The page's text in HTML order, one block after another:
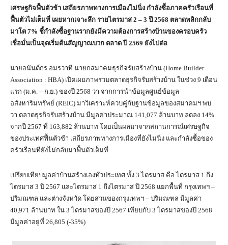
เศรษฐกิจฟื้นตัวช้า เสถียรภาพทางการเมืองไม่นิ่ง กำลังซื้อภาคครัวเรือนที่
ฟื้นตัวไม่เต็มที่ เผยหากเจาะลึก รายไตรมาส 2 – 3 ปี 2568 ตลาดพลิกกลับ
มาโต 7% ชี้กำลังซื้อฐานรากยังมีความต้องการสร้างบ้านของครอบครัว
เชื่อมั่นเป็นจุดเริ่มต้นสัญญาณบวก ตลาด ปี 2569 ยังไปต่อ
นายอนันต์กร อมรวาที นายกสมาคมธุรกิจรับสร้างบ้าน (Home Builder
Association : HBA) เปิดเผยภาพรวมตลาดธุรกิจรับสร้างบ้าน ในช่วง 9 เดือน
แรก (ม.ค. – ก.ย.) ของปี 2568 ว่า จากการนำข้อมูลศูนย์ข้อมูล
อสังหาริมทรัพย์ (REIC) มาวิเคราะห์ควบคู่กับฐานข้อมูลของสมาคมฯ พบ
ว่า ตลาดธุรกิจรับสร้างบ้าน มีมูลค่าประมาณ 141,077 ล้านบาท ลดลง 14%
จากปี 2567 ที่ 163,882 ล้านบาท โดยเป็นผลมาจากสถานการณ์เศรษฐกิจ
ของประเทศฟื้นตัวช้า เสถียรภาพทางการเมืองที่ยังไม่นิ่ง และกำลังซื้อของ
ครัวเรือนที่ยังไม่กลับมาฟื้นตัวเต็มที่
เปรียบเทียบมูลค่าบ้านสร้างเองทั่วประเทศ ทั้ง 3 ไตรมาส คือ ไตรมาส 1 ถึง
ไตรมาส 3 ปี 2567 และไตรมาส 1 ถึงไตรมาส ปี 2568 แยกพื้นที่ กรุงเทพฯ –
ปริมณฑล และต่างจังหวัด โดยส่วนของกรุงเทพฯ – ปริมณฑล มีมูลค่า
40,971 ล้านบาท ใน 3 ไตรมาสของปี 2567 เทียบกับ 3 ไตรมาสของปี 2568
มีมูลค่าอยู่ที่ 26,805 (-35%)